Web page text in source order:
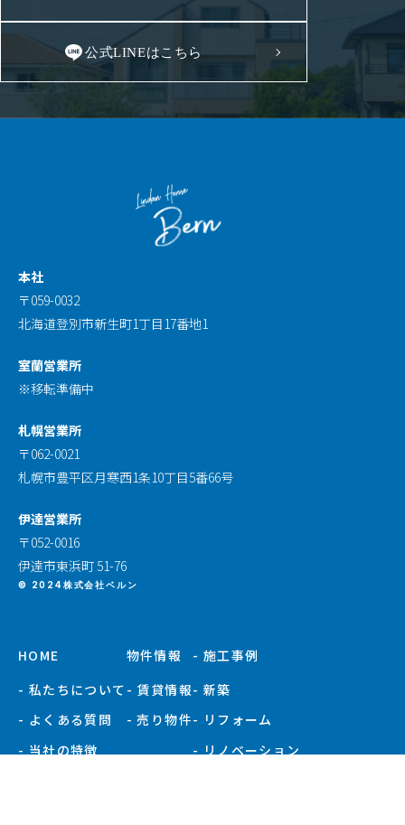
公式LINEはこちら
本社
〒059-0032
北海道登別市新生町1丁目17番地1
室蘭営業所
※移転準備中
札幌営業所
〒062-0021
札幌市豊平区月寒西1条10丁目5番66号
伊達営業所
〒052-0016
伊達市東浜町 51-76
© 2024株式会社ベルン
HOME
- 私たちについて
- よくある質問
- 当社の特徴
物件情報
- 賃貸情報
- 売り物件
- 施工事例
- 新築
- リフォーム
- リノベーション